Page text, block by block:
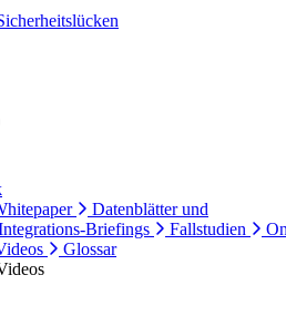
Datenblätter und
Briefings Fallstudien
Glossar